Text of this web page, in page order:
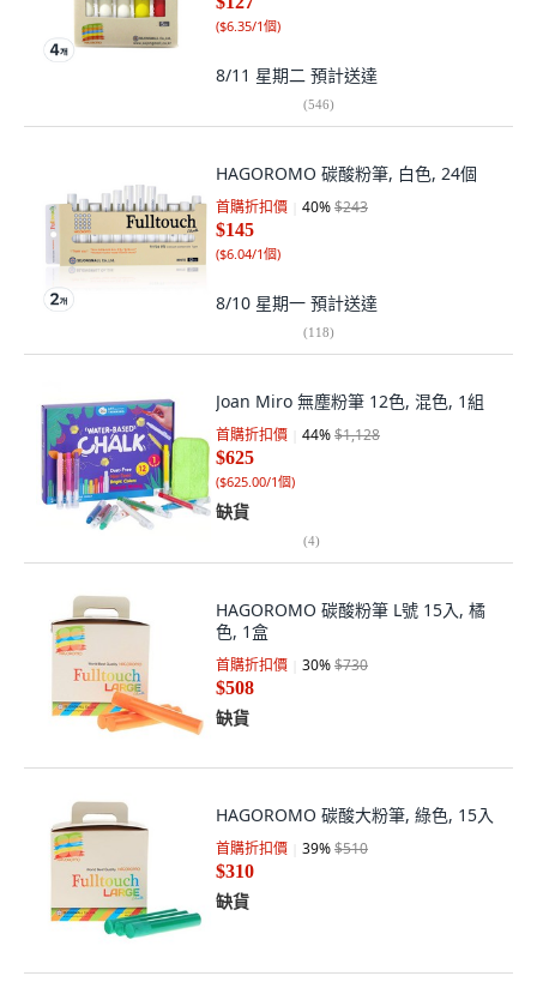
($6.35/1個)
8/11 星期二 預計送達
(546)
HAGOROMO 碳酸粉筆, 白色, 24個
首購折扣價 40%$243
$145
($6.04/1個)
8/10 星期一 預計送達
(118)
Joan Miro 無塵粉筆 12色, 混色, 1組
首購折扣價 44%$1,128
$625
($625.00/1個)
缺貨
(4)
HAGOROMO 碳酸粉筆 L號 15入, 橘
色, 1盒
首購折扣價 30%$730
$508
缺貨
HAGOROMO 碳酸大粉筆, 綠色, 15入
首購折扣價 39%$510
$310
缺貨